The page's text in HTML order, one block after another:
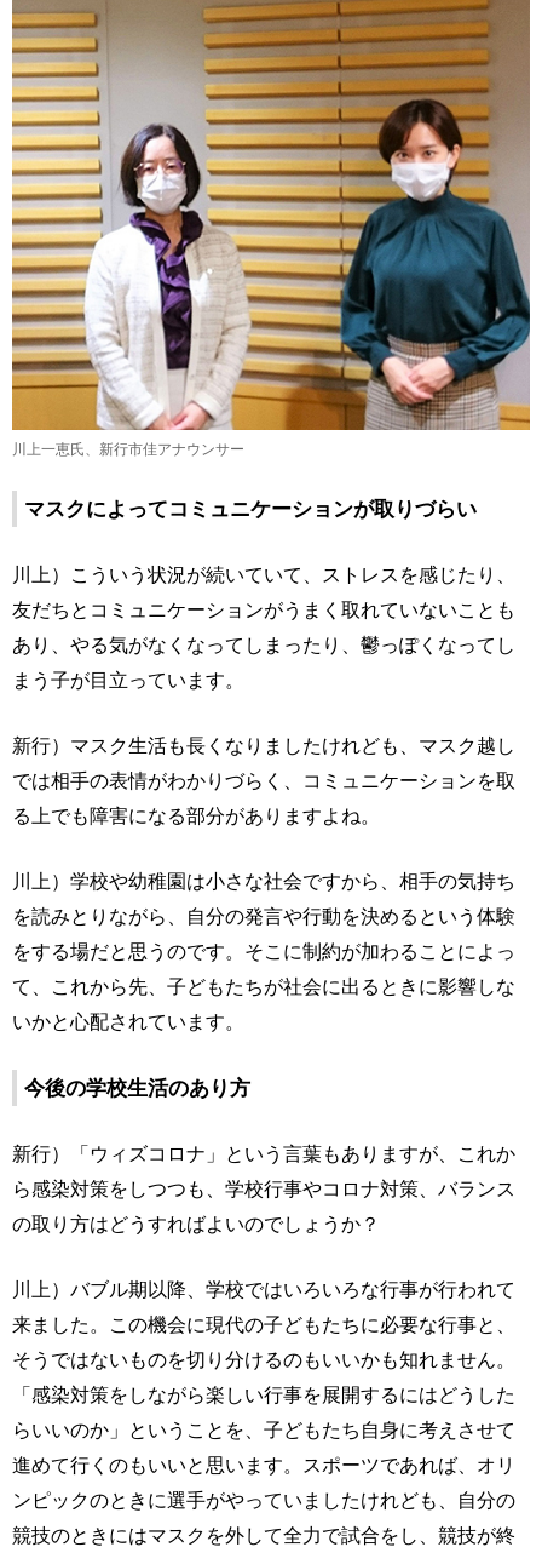
川上一恵氏、新行市佳アナウンサー
マスクによってコミュニケーションが取りづらい
川上）こういう状況が続いていて、ストレスを感じたり、
友だちとコミュニケーションがうまく取れていないことも
あり、やる気がなくなってしまったり、鬱っぽくなってし
まう子が目立っています。
新行）マスク生活も長くなりましたけれども、マスク越し
では相手の表情がわかりづらく、コミュニケーションを取
る上でも障害になる部分がありますよね。
川上）学校や幼稚園は小さな社会ですから、相手の気持ち
を読みとりながら、自分の発言や行動を決めるという体験
をする場だと思うのです。そこに制約が加わることによっ
て、これから先、子どもたちが社会に出るときに影響しな
いかと心配されています。
今後の学校生活のあり方
新行）「ウィズコロナ」という言葉もありますが、これか
ら感染対策をしつつも、学校行事やコロナ対策、バランス
の取り方はどうすればよいのでしょうか？
川上）バブル期以降、学校ではいろいろな行事が行われて
来ました。この機会に現代の子どもたちに必要な行事と、
そうではないものを切り分けるのもいいかも知れません。
「感染対策をしながら楽しい行事を展開するにはどうした
らいいのか」ということを、子どもたち自身に考えさせて
進めて行くのもいいと思います。スポーツであれば、オリ
ンピックのときに選手がやっていましたけれども、自分の
競技のときにはマスクを外して全力で試合をし、競技が終